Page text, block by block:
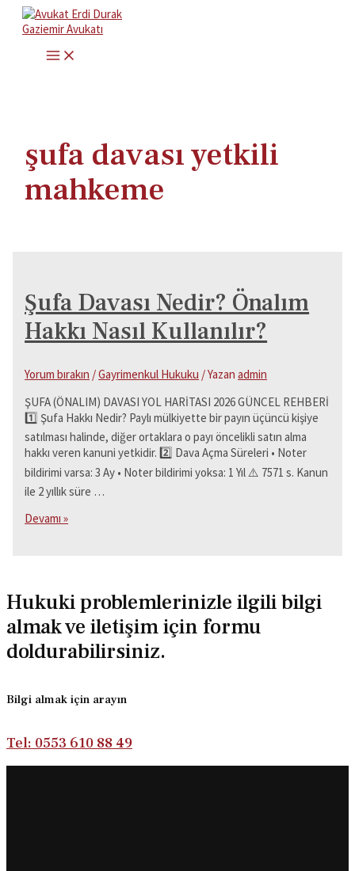
İçeriğe
atla
MAIN
MENU
şufa davası yetkili
mahkeme
Şufa Davası Nedir? Önalım
Hakkı Nasıl Kullanılır?
Yorum bırakın /Gayrimenkul Hukuku / Yazan admin
ŞUFA (ÖNALIM) DAVASI YOL HARİTASI 2026 GÜNCEL REHBERİ
1️⃣ Şufa Hakkı Nedir? Paylı mülkiyette bir payın üçüncü kişiye
satılması halinde, diğer ortaklara o payı öncelikli satın alma
hakkı veren kanuni yetkidir. 2️⃣ Dava Açma Süreleri • Noter
bildirimi varsa: 3 Ay • Noter bildirimi yoksa: 1 Yıl ⚠️ 7571 s. Kanun
ile 2 yıllık süre …
Şufa
Nasıl
Kullanılır?
Devamı »
Hukuki problemlerinizle ilgili bilgi
almak ve iletişim için formu
doldurabilirsiniz.
Bilgi almak için arayın
Tel: 0553 610 88 49